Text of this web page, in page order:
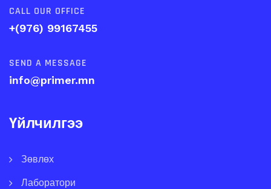
CALL OUR OFFICE
+(976) 99167455
SEND A MESSAGE
info@primer.mn
Үйлчилгээ
Зөвлөх
Лаборатори